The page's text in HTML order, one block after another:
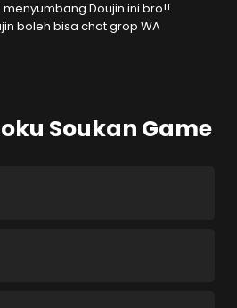
Doujin ini bro!!
boleh bisa chat grop WA
Soukan Game